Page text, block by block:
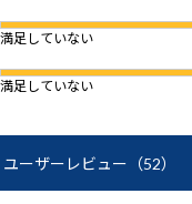
満足していない
満足していない
ユーザーレビュー （52）